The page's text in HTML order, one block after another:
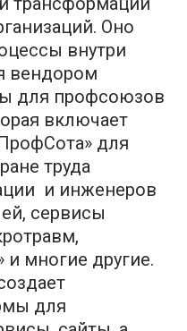
Оно
внутри
вендором
для профсоюзов
включает
для
труда
и инженеров
сервисы
многие другие.
для